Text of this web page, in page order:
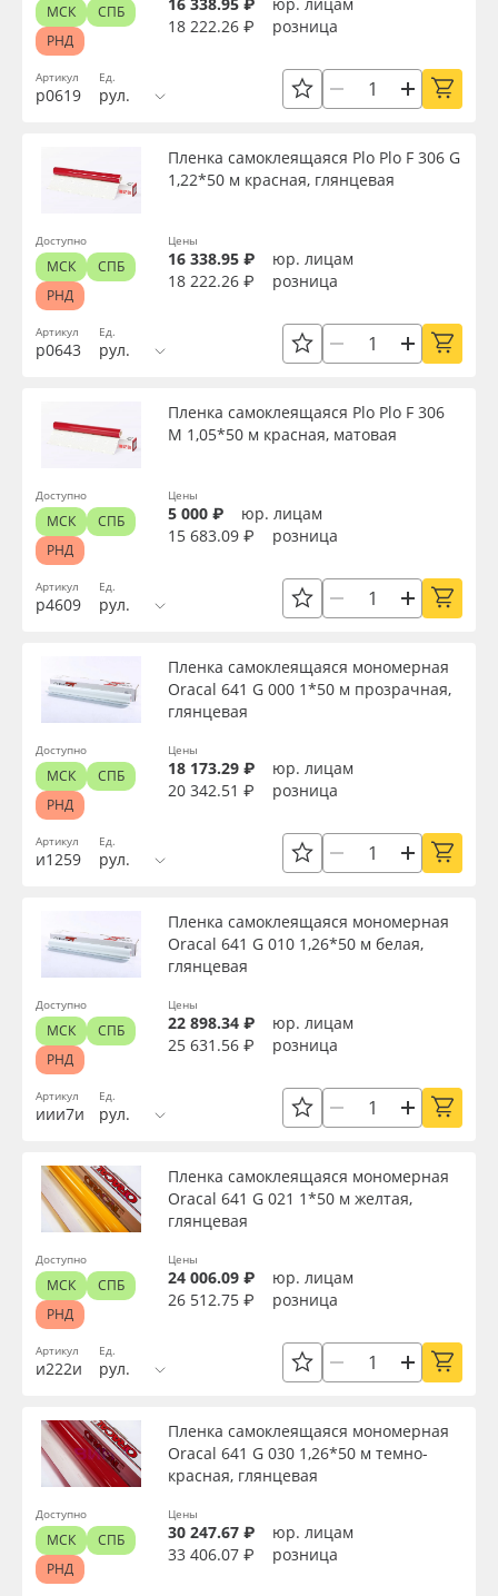
Артикул
р0619
Ед.
рул.
18 222.26 ₽
розница
МСК
СПБ
РНД
Артикул
р0643
Пленка самоклеящаяся Plo Plo F 306 G
1,22*50 м красная, глянцевая
Ед.
рул.
Цены
16 338.95 ₽
юр. лицам
18 222.26 ₽
розница
Доступно
МСК
СПБ
РНД
Артикул
р4609
Пленка самоклеящаяся Plo Plo F 306
M 1,05*50 м красная, матовая
Ед.
рул.
Цены
5 000 ₽
юр. лицам
15 683.09 ₽
розница
Доступно
МСК
СПБ
РНД
Артикул
и1259
Пленка самоклеящаяся мономерная
Oracal 641 G 000 1*50 м прозрачная,
глянцевая
Ед.
рул.
Цены
18 173.29 ₽
юр. лицам
20 342.51 ₽
розница
Доступно
МСК
СПБ
РНД
Артикул
иии7и
Пленка самоклеящаяся мономерная
Oracal 641 G 010 1,26*50 м белая,
глянцевая
Ед.
рул.
Цены
22 898.34 ₽
юр. лицам
25 631.56 ₽
розница
Доступно
МСК
СПБ
РНД
Артикул
и222и
Пленка самоклеящаяся мономерная
Oracal 641 G 021 1*50 м желтая,
глянцевая
Ед.
рул.
Цены
24 006.09 ₽
юр. лицам
26 512.75 ₽
розница
Доступно
МСК
СПБ
РНД
Пленка самоклеящаяся мономерная
Oracal 641 G 030 1,26*50 м темно-
красная, глянцевая
Цены
30 247.67 ₽
юр. лицам
33 406.07 ₽
розница
Доступно
МСК
СПБ
РНД